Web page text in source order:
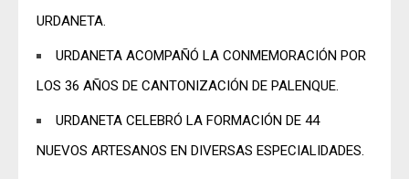
URDANETA.
URDANETA ACOMPAÑÓ LA CONMEMORACIÓN POR
LOS 36 AÑOS DE CANTONIZACIÓN DE PALENQUE.
URDANETA CELEBRÓ LA FORMACIÓN DE 44
NUEVOS ARTESANOS EN DIVERSAS ESPECIALIDADES.